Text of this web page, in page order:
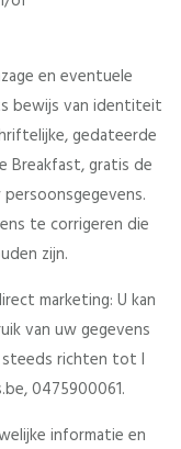
en eventuele
bewijs van identiteit
gedateerde
Breakfast, gratis de
te corrigeren die
zijn.
marketing: U kan
van uw gegevens
steeds richten tot I
0475900061.
informatie en